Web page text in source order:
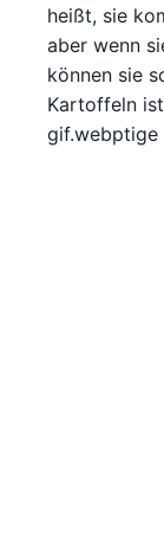
heißt, sie
aber wenn
können sie
Kartoffeln
gif.webptige